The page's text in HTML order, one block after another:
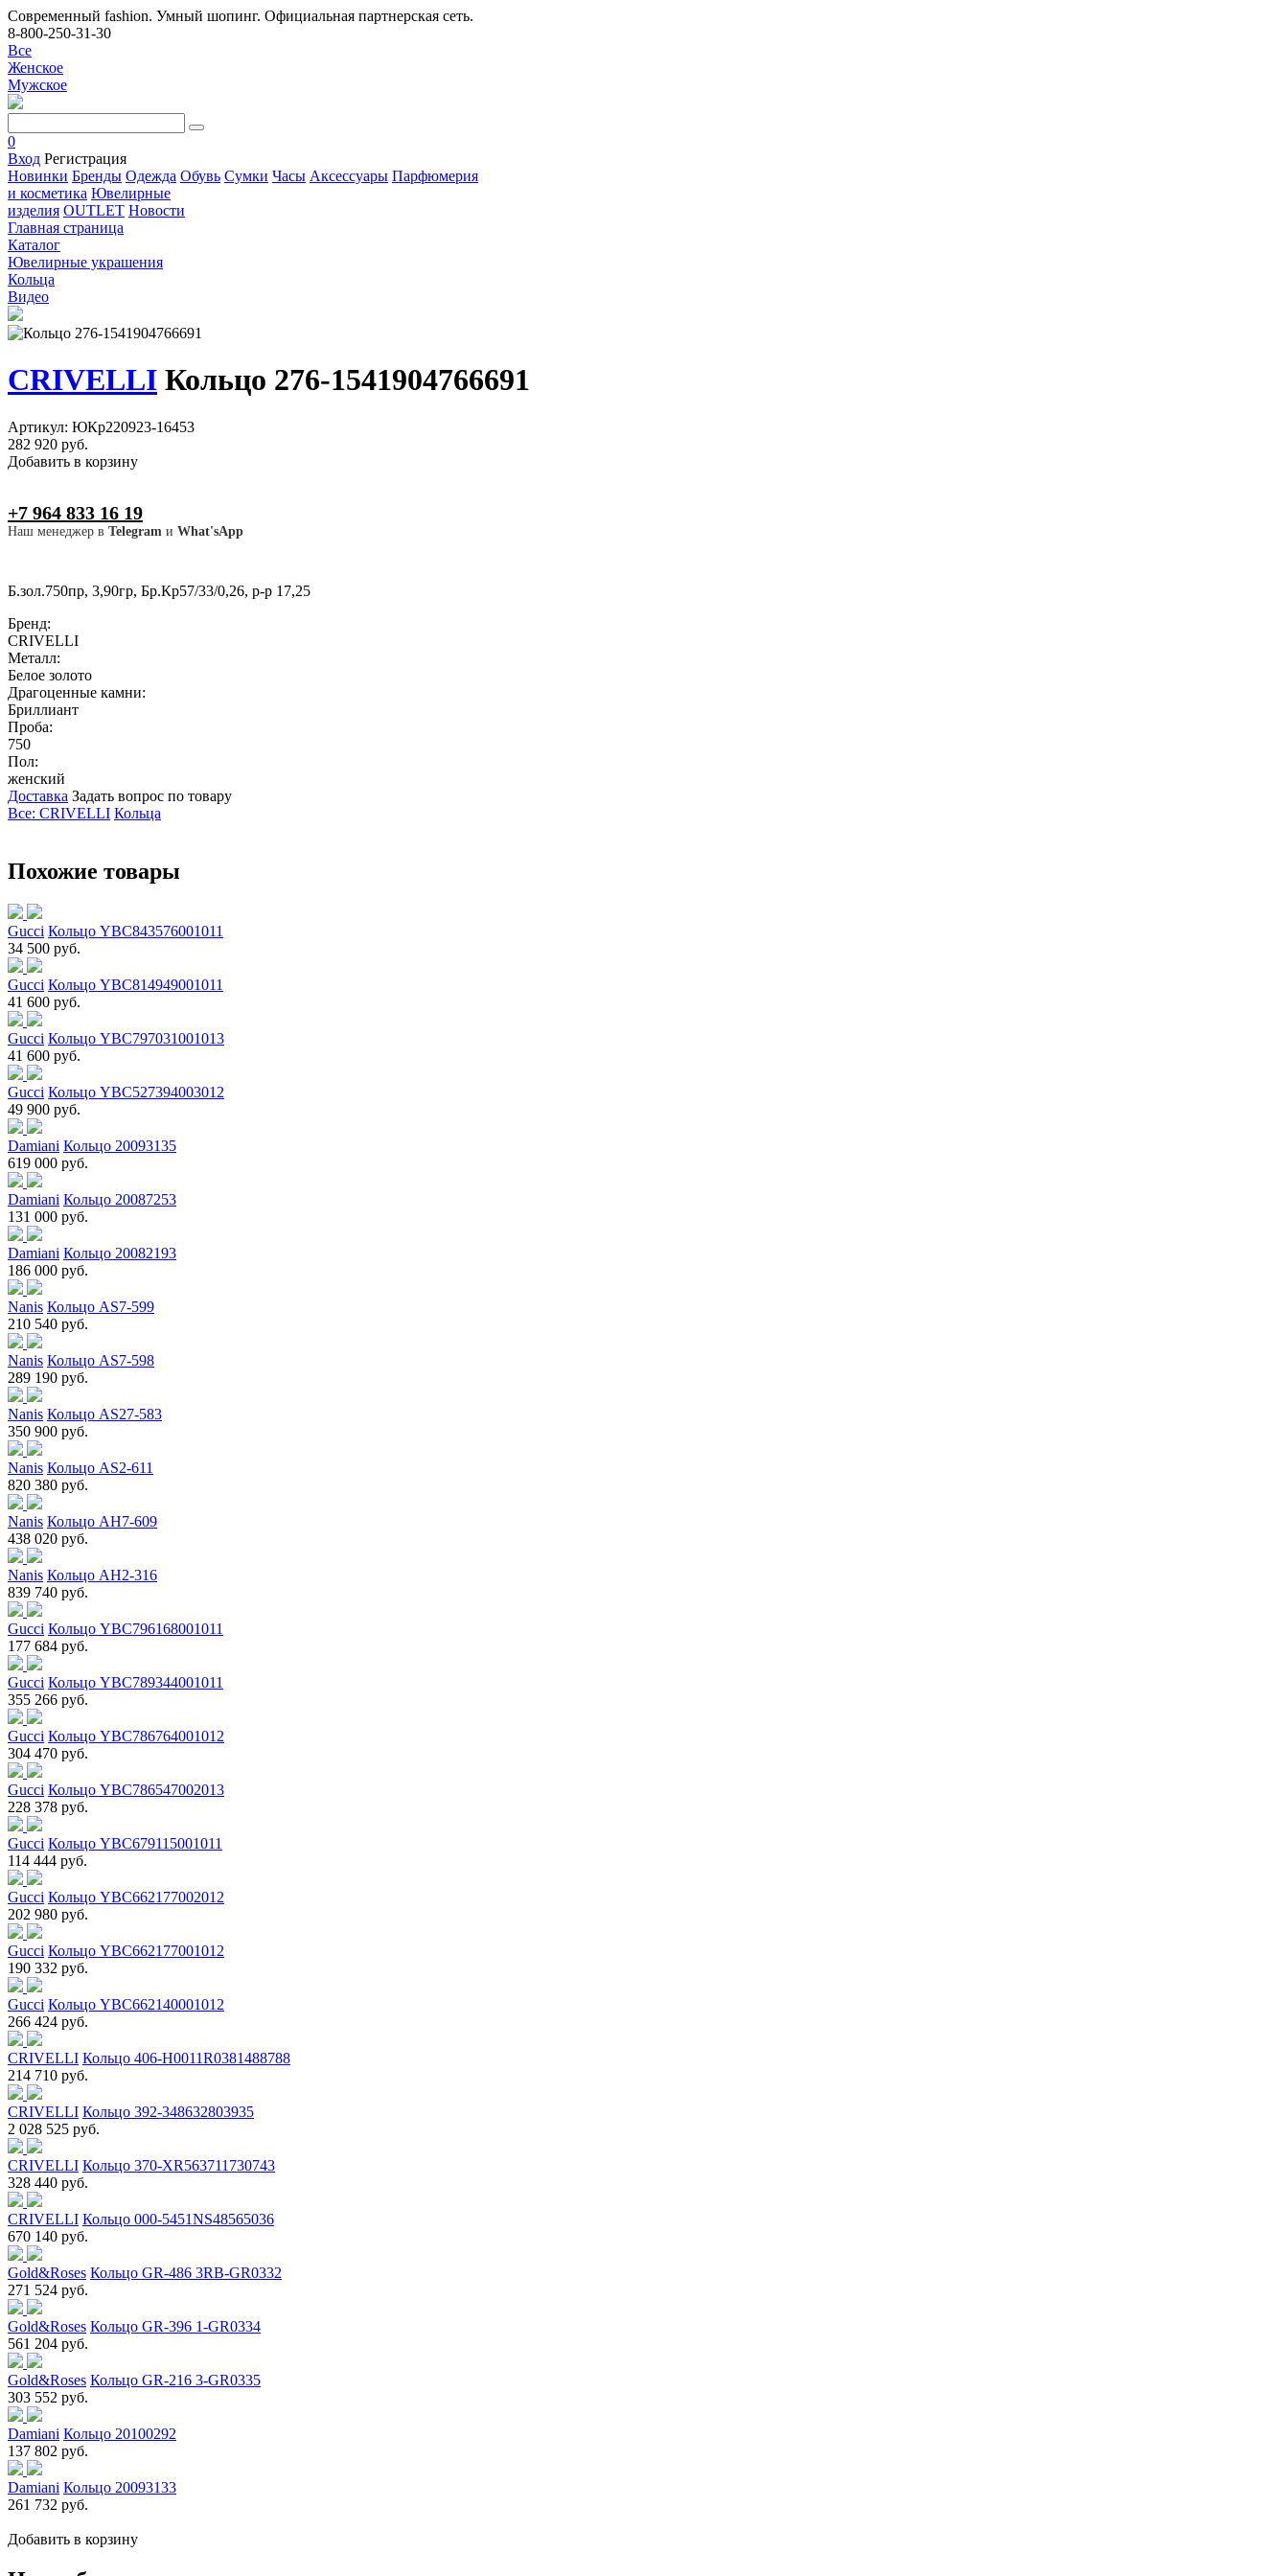
Современный fashion. Умный шопинг. Официальная партнерская сеть.
8-800-250-31-30
Все
Женское
Мужское
0
Вход Регистрация
Новинки Бренды Одежда Обувь Сумки Часы Аксессуары Парфюмерия
и косметика Ювелирные
изделия OUTLET Новости
Главная страница
Каталог
Ювелирные украшения
Кольца
Видео
CRIVELLI Кольцо 276-1541904766691
Артикул: ЮКр220923-16453
282 920 руб.
Добавить в корзину
+7 964 833 16 19
Наш менеджер в Telegram и What'sApp
Б.зол.750пр, 3,90гр, Бр.Кр57/33/0,26, р-р 17,25
Бренд:
CRIVELLI
Металл:
Белое золото
Драгоценные камни:
Бриллиант
Проба:
750
Пол:
женский
Доставка Задать вопрос по товару
Все: CRIVELLI Кольца
Похожие товары
Gucci Кольцо YBC843576001011
34 500 руб.
Gucci Кольцо YBC814949001011
41 600 руб.
Gucci Кольцо YBC797031001013
41 600 руб.
Gucci Кольцо YBC527394003012
49 900 руб.
Damiani Кольцо 20093135
619 000 руб.
Damiani Кольцо 20087253
131 000 руб.
Damiani Кольцо 20082193
186 000 руб.
Nanis Кольцо AS7-599
210 540 руб.
Nanis Кольцо AS7-598
289 190 руб.
Nanis Кольцо AS27-583
350 900 руб.
Nanis Кольцо AS2-611
820 380 руб.
Nanis Кольцо AH7-609
438 020 руб.
Nanis Кольцо AH2-316
839 740 руб.
Gucci Кольцо YBC796168001011
177 684 руб.
Gucci Кольцо YBC789344001011
355 266 руб.
Gucci Кольцо YBC786764001012
304 470 руб.
Gucci Кольцо YBC786547002013
228 378 руб.
Gucci Кольцо YBC679115001011
114 444 руб.
Gucci Кольцо YBC662177002012
202 980 руб.
Gucci Кольцо YBC662177001012
190 332 руб.
Gucci Кольцо YBC662140001012
266 424 руб.
CRIVELLI Кольцо 406-H0011R0381488788
214 710 руб.
CRIVELLI Кольцо 392-348632803935
2 028 525 руб.
CRIVELLI Кольцо 370-XR563711730743
328 440 руб.
CRIVELLI Кольцо 000-5451NS48565036
670 140 руб.
Gold&Roses Кольцо GR-486 3RB-GR0332
271 524 руб.
Gold&Roses Кольцо GR-396 1-GR0334
561 204 руб.
Gold&Roses Кольцо GR-216 3-GR0335
303 552 руб.
Damiani Кольцо 20100292
137 802 руб.
Damiani Кольцо 20093133
261 732 руб.
Добавить в корзину